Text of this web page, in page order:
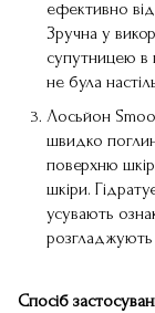
ефективно
Зручна у
супутницею в
не була
Лосьйон
швидко
поверхню
шкіри.
усувають
Спосіб